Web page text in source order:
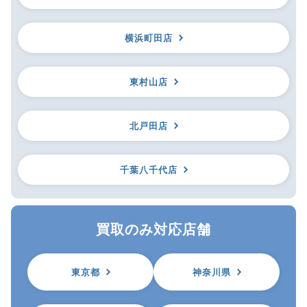
横浜町田店
東村山店
北戸田店
千葉八千代店
買取のみ対応店舗
東京都 神奈川県